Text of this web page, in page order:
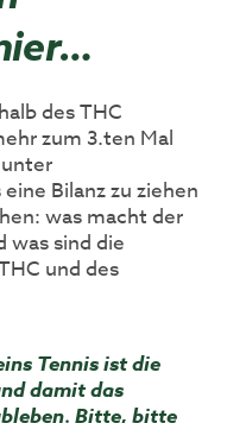
des THC
zum 3.ten Mal
Bilanz zu ziehen
was macht der
was sind die
und des
Tennis ist die
damit das
. Bitte, bitte